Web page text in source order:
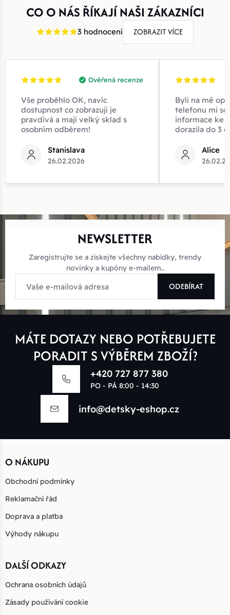
CO O NÁS ŘÍKAJÍ NAŠI ZÁKAZNÍCI
3 hodnocení ZOBRAZIT VÍCE
Ověřená recenze
Vše proběhlo OK, navíc
dostupnost co zobrazují je
pravdivá a mají velký sklad s
osobním odběrem!
Stanislava
26.02.2026
Byli na mě
telefonu mi
informace ke
dorazila do 3
Alice
NEWSLETTER
Zaregistrujte se a získejte všechny nabídky, trendy
novinky a kupóny e-mailem..
ODEBÍRAT
MÁTE DOTAZY NEBO POTŘEBUJETE
PORADIT S VÝBĚREM ZBOŽÍ?
+420 727 877 380
PO - PÁ 8:00 - 14:30
info@detsky-eshop.cz
O NÁKUPU
Obchodní podmínky
Reklamační řád
Doprava a platba
Výhody nákupu
DALŠÍ ODKAZY
Ochrana osobních údajů
Zásady používání cookie